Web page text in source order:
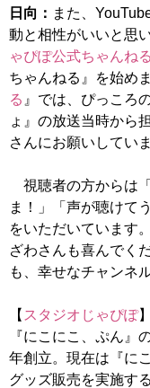
日向： また、
動と相性がいいと思
ゃぴぽ公式ちゃんねる
ちゃんねる』を始め
る 』では、ぴっころ
ょ』の放送当時から
さんにお願いしていま
視聴者の方からは
ま！」「声が聴けて
をいただいています
ざわさんも喜んでく
も、幸せなチャンネ
【 スタジオじゃぴぽ】
『にこにこ、ぷん』
年創立。現在は『に
グッズ販売を実施す